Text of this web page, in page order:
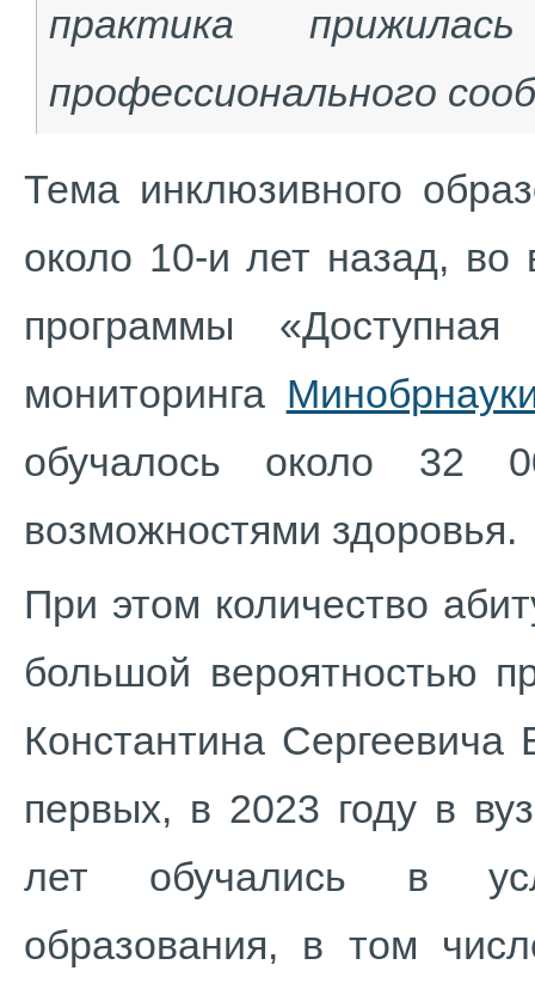
практика
профессионального
Тема инклюзивного
около 10-и лет назад, во
программы
мониторинга
обучалось около 32
возможностями здоровья.
При этом количество
большой вероятностью
Константина Сергеевича
первых, в 2023 году в
лет обучались в
образования, в том